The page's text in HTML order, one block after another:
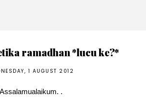
ramadhan *lucu ke?*
1 AUGUST 2012
Assalamualaikum. .